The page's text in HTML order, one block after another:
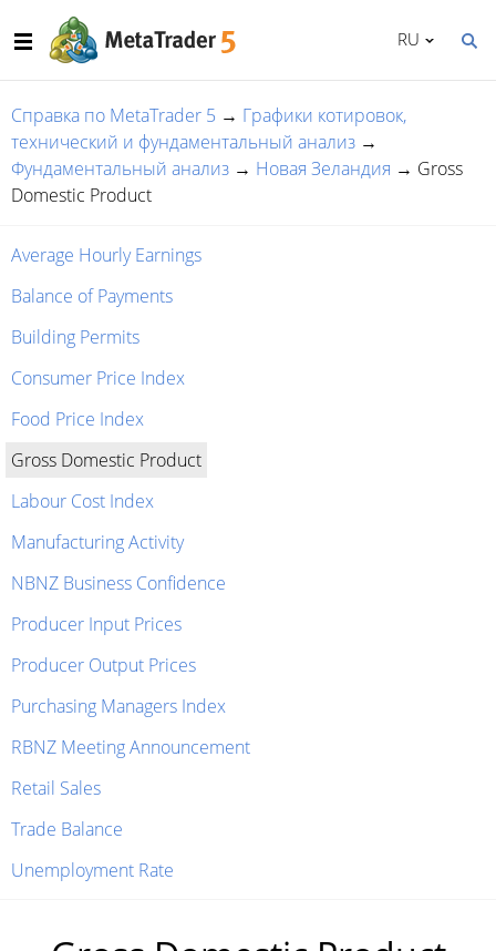
RU
Справка по MetaTrader 5 → Графики котировок,
технический и фундаментальный анализ →
Фундаментальный анализ → Новая Зеландия → Gross
Domestic Product
Average Hourly Earnings
Balance of Payments
Building Permits
Consumer Price Index
Food Price Index
Gross Domestic Product
Labour Cost Index
Manufacturing Activity
NBNZ Business Confidence
Producer Input Prices
Producer Output Prices
Purchasing Managers Index
RBNZ Meeting Announcement
Retail Sales
Trade Balance
Unemployment Rate